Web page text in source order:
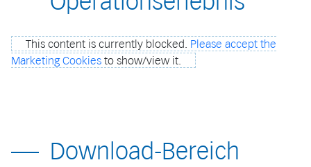
This content is currently blocked. Please accept the
Marketing Cookies to show/view it.
Download-Bereich